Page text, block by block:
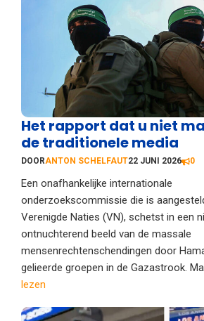
Het rapport dat u niet
de traditionele media
DOORANTON SCHELFAUT22 JUNI 2026 0
Een onafhankelijke internationale
onderzoekscommissie die is
Verenigde Naties (VN), schetst in een
ontnuchterend beeld van de massale
mensenrechtenschendingen door
gelieerde groepen in de Gazastrook.
lezen